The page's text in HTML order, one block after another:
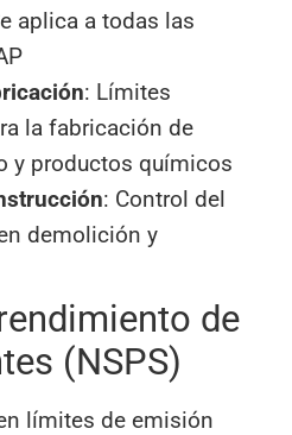
aplica a todas las
: Límites
la fabricación de
y productos químicos
: Control del
demolición y
de
(NSPS)
límites de emisión